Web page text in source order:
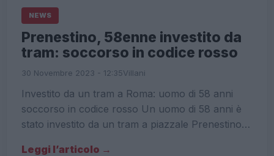
NEWS
Prenestino, 58enne investito da
tram: soccorso in codice rosso
30 Novembre 2023 - 12:35Villani
Investito da un tram a Roma: uomo di 58 anni
soccorso in codice rosso Un uomo di 58 anni è
stato investito da un tram a piazzale Prenestino…
Leggi l’articolo →